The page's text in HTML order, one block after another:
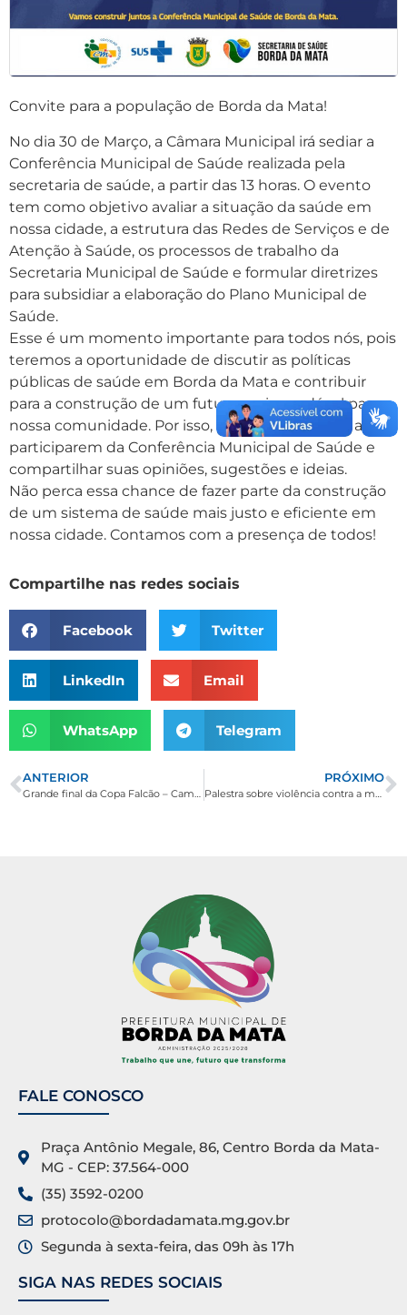
Convite para a população de Borda da Mata!
No dia 30 de Março, a Câmara Municipal irá sediar a
Conferência Municipal de Saúde realizada pela
secretaria de saúde, a partir das 13 horas. O evento
tem como objetivo avaliar a situação da saúde em
nossa cidade, a estrutura das Redes de Serviços e de
Atenção à Saúde, os processos de trabalho da
Secretaria Municipal de Saúde e formular diretrizes
para subsidiar a elaboração do Plano Municipal de
Saúde.
Esse é um momento importante para todos nós, pois
teremos a oportunidade de discutir as políticas
públicas de saúde em Borda da Mata e contribuir
para a construção de um futuro mais saudável para
nossa comunidade. Por isso, convidamos todos a
participarem da Conferência Municipal de Saúde e
compartilhar suas opiniões, sugestões e ideias.
Não perca essa chance de fazer parte da construção
de um sistema de saúde mais justo e eficiente em
nossa cidade. Contamos com a presença de todos!
Compartilhe nas redes sociais
Facebook Twitter
LinkedIn Email
WhatsApp Telegram
ANTERIOR
Grande final da Copa Falcão – Campeonato Municipal de Futsal de Borda da Mata
PRÓXIMO
Palestra sobre violência contra a mulher
FALE CONOSCO
Praça Antônio Megale, 86, Centro Borda da Mata-
MG - CEP: 37.564-000
(35) 3592-0200
protocolo@bordadamata.mg.gov.br
Segunda à sexta-feira, das 09h às 17h
SIGA NAS REDES SOCIAIS